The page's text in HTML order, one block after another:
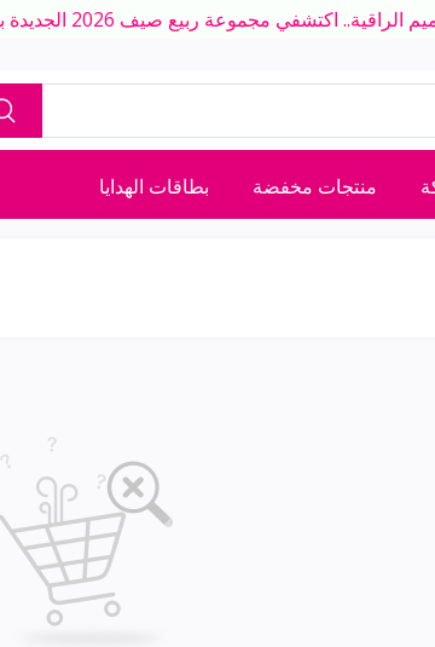
اكتشفي مجموعة ربيع صيف 2026 الجديدة بلمسة عصرية
منتجات مخفضة بطاقات الهدايا